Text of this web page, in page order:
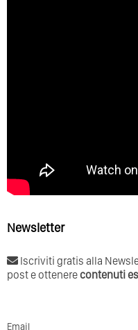
Newsletter
Iscriviti gratis alla
post e ottenerecontenuti
Email